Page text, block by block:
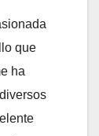
que
ha